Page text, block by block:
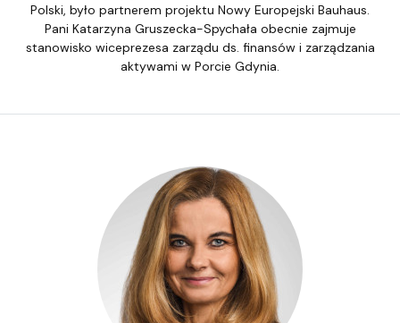
Polski, było partnerem projektu Nowy Europejski Bauhaus.
Pani Katarzyna Gruszecka-Spychała obecnie zajmuje
stanowisko wiceprezesa zarządu ds. finansów i zarządzania
aktywami w Porcie Gdynia.